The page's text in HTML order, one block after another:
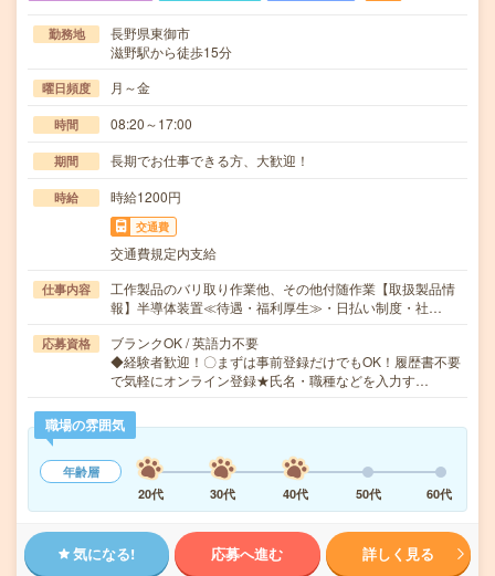
勤務地
長野県東御市
滋野駅から徒歩15分
曜日頻度 月～金
時間 08:20～17:00
期間 長期でお仕事できる方、大歓迎！
時給 時給1200円
交通費
交通費規定内支給
仕事内容
工作製品のバリ取り作業他、その他付随作業【取扱製品情
報】半導体装置≪待遇・福利厚生≫・日払い制度・社…
応募資格
ブランクOK / 英語力不要
◆経験者歓迎！〇まずは事前登録だけでもOK！履歴書不要
で気軽にオンライン登録★氏名・職種などを入力す…
職場の雰囲気
年齢層
20代
30代 40代 50代 60代
気になる! 応募へ進む 詳しく見る